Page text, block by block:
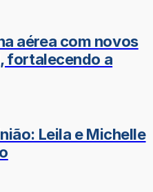
aérea com novos
fortalecendo a
Leila e Michelle